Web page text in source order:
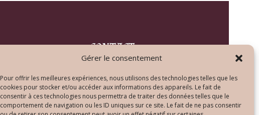
Gérer le consentement
Pour offrir les meilleures expériences, nous utilisons des technologies telles que les
cookies pour stocker et/ou accéder aux informations des appareils. Le fait de
consentir à ces technologies nous permettra de traiter des données telles que le
comportement de navigation ou les ID uniques sur ce site. Le fait de ne pas consentir
CONTACT
Tél : +33 (0)9 72 15 58 79
contact@lenlumineur.com
Lundi au vendredi